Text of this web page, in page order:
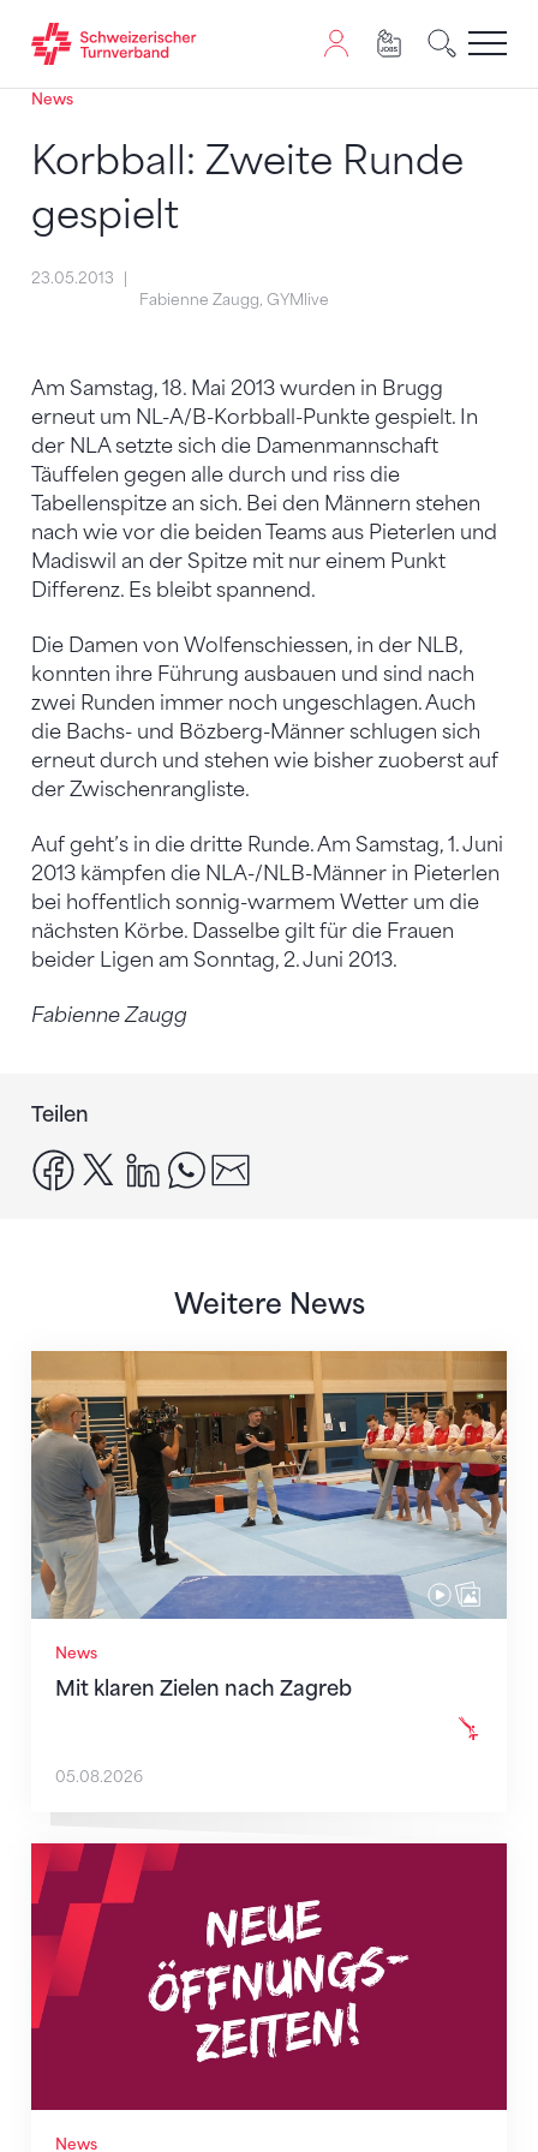
Zum Inhalt springen
Zur Sitemap navigieren
Zum Navigieren dieser Seite wird JavaScript benötigt.
News
Korbball: Zweite Runde
gespielt
23.05.2013
Fabienne Zaugg, GYMlive
Am Samstag, 18. Mai 2013 wurden in Brugg
erneut um NL-A/B-Korbball-Punkte gespielt. In
der NLA setzte sich die Damenmannschaft
Täuffelen gegen alle durch und riss die
Tabellenspitze an sich. Bei den Männern stehen
nach wie vor die beiden Teams aus Pieterlen und
Madiswil an der Spitze mit nur einem Punkt
Differenz. Es bleibt spannend.
Die Damen von Wolfenschiessen, in der NLB,
konnten ihre Führung ausbauen und sind nach
zwei Runden immer noch ungeschlagen. Auch
die Bachs- und Bözberg-Männer schlugen sich
erneut durch und stehen wie bisher zuoberst auf
der Zwischenrangliste.
Auf geht’s in die dritte Runde. Am Samstag, 1. Juni
2013 kämpfen die NLA-/NLB-Männer in Pieterlen
bei hoffentlich sonnig-warmem Wetter um die
nächsten Körbe. Dasselbe gilt für die Frauen
beider Ligen am Sonntag, 2. Juni 2013.
Fabienne Zaugg
Teilen
facebook
x linkedinwhatsapp
Weitere News
News
Mit klaren Zielen nach Zagreb
Mit klaren Zielen nach Zagreb
05.08.2026
News
Neue Empfangszeiten ab 1. August 2026